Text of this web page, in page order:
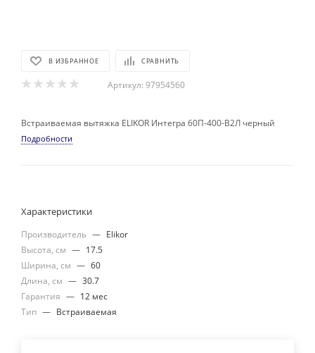
В ИЗБРАННОЕ СРАВНИТЬ
Артикул: 97954560
Встраиваемая вытяжка ELIKOR Интегра 60П-400-В2Л черный
Подробности
Характеристики
Производитель — Elikor
Высота, см — 17.5
Ширина, см — 60
Длина, см — 30.7
Гарантия — 12 мес
Тип — Встраиваемая